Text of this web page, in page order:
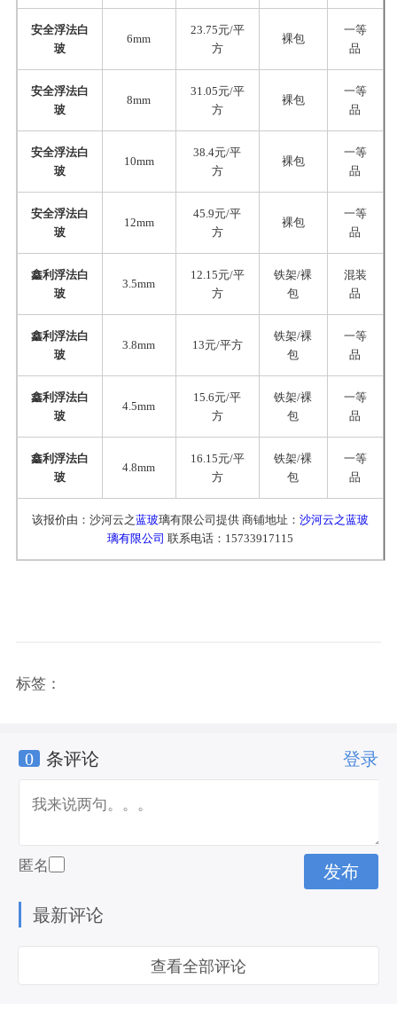
安全浮法白
玻
6mm
23.75元/平
方
裸包
一等
品
安全浮法白
玻
8mm
31.05元/平
方
裸包
一等
品
安全浮法白
玻
10mm
38.4元/平
方
裸包
一等
品
安全浮法白
玻
12mm
45.9元/平
方
裸包
一等
品
鑫利浮法白
玻
3.5mm
12.15元/平
方
铁架/裸
包
混装
品
鑫利浮法白
玻
3.8mm 13元/平方
铁架/裸
包
一等
品
鑫利浮法白
玻
4.5mm
15.6元/平
方
铁架/裸
包
一等
品
鑫利浮法白
玻
4.8mm
16.15元/平
方
铁架/裸
包
一等
品
该报价由：沙河云之蓝玻璃有限公司提供 商铺地址： 沙河云之蓝玻
璃有限公司 联系电话：15733917115
标签：
0 条评论 登录
匿名
最新评论
查看全部评论